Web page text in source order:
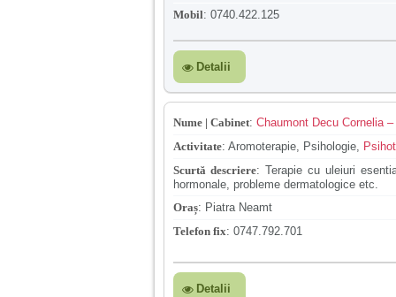
Mobil: 0740.422.125
Detalii
Nume | Cabinet: Chaumont Decu Cornelia
Activitate: Aromoterapie, Psihologie,
Scurtă descriere: Terapie cu uleiuri
hormonale, probleme dermatologice etc.
Oraș: Piatra Neamt
Telefon fix: 0747.792.701
Detalii